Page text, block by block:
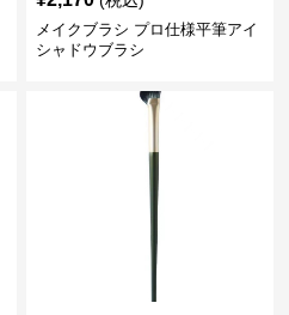
メイクブラシ プロ仕様平筆アイ
シャドウブラシ